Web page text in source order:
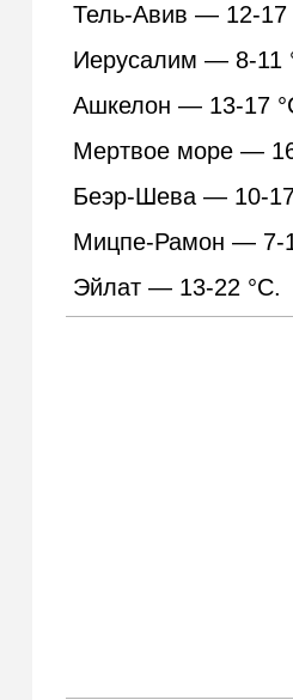
Тель-Авив — 12-17
Иерусалим — 8-11
Ашкелон — 13-17
Мертвое море —
Беэр-Шева — 10-
Мицпе-Рамон — 7-
Эйлат — 13-22 °С.